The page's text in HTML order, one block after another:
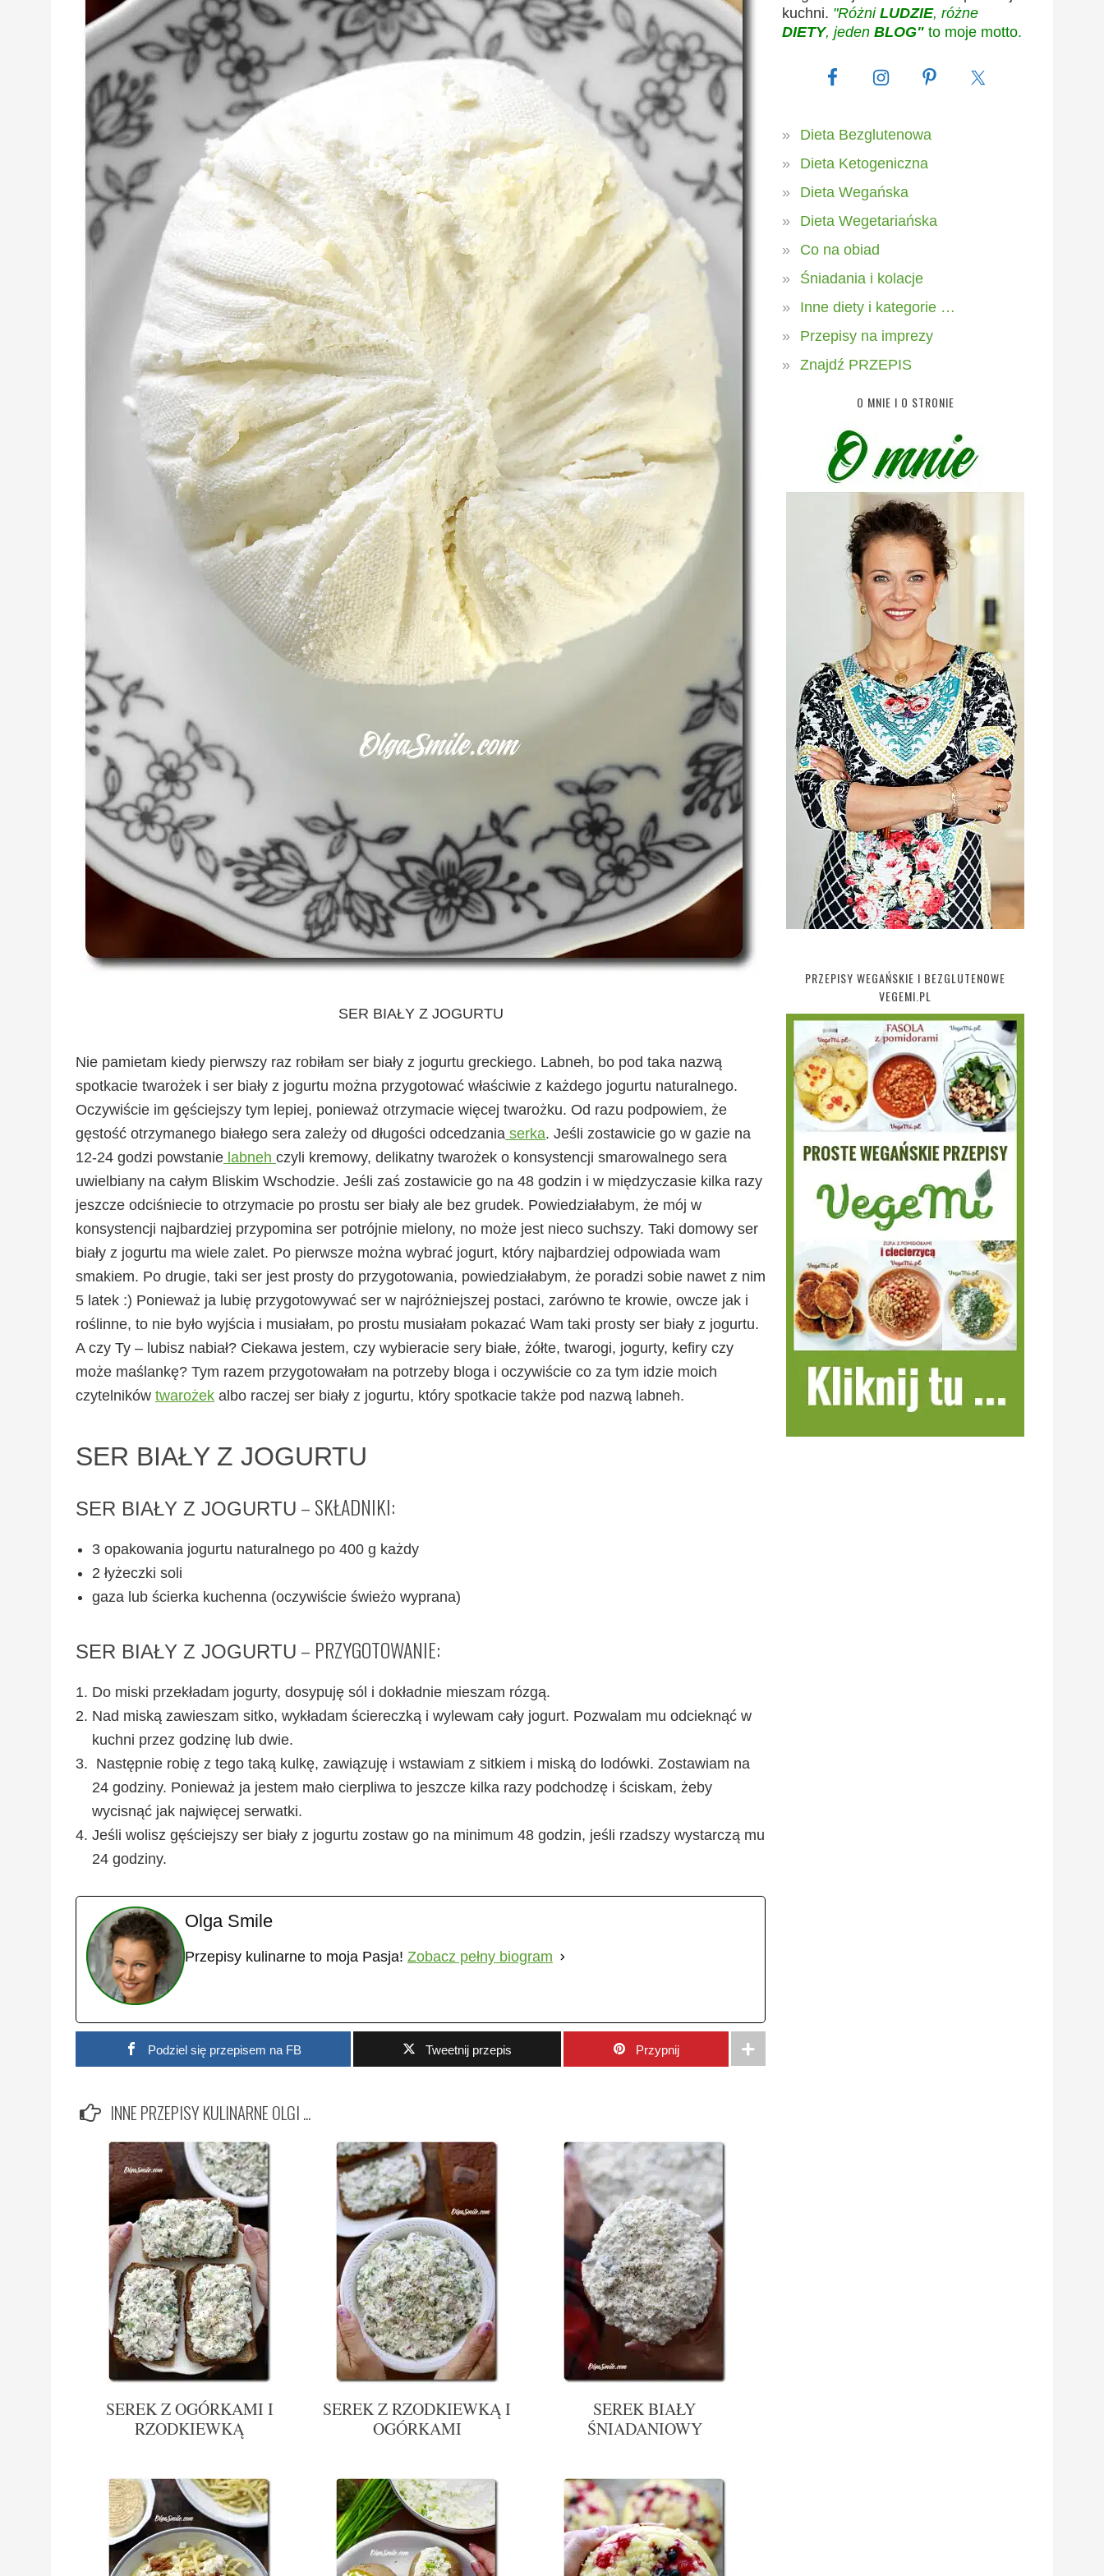
SER BIAŁY Z JOGURTU
Nie pamietam kiedy pierwszy raz robiłam ser biały z jogurtu greckiego. Labneh, bo pod taka nazwą
spotkacie twarożek i ser biały z jogurtu można przygotować właściwie z każdego jogurtu naturalnego.
Oczywiście im gęściejszy tym lepiej, ponieważ otrzymacie więcej twarożku. Od razu podpowiem, że
gęstość otrzymanego białego sera zależy od długości odcedzania serka. Jeśli zostawicie go w gazie na
12-24 godzi powstanie labneh czyli kremowy, delikatny twarożek o konsystencji smarowalnego sera
uwielbiany na całym Bliskim Wschodzie. Jeśli zaś zostawicie go na 48 godzin i w międzyczasie kilka razy
jeszcze odciśniecie to otrzymacie po prostu ser biały ale bez grudek. Powiedziałabym, że mój w
konsystencji najbardziej przypomina ser potrójnie mielony, no może jest nieco suchszy. Taki domowy ser
biały z jogurtu ma wiele zalet. Po pierwsze można wybrać jogurt, który najbardziej odpowiada wam
smakiem. Po drugie, taki ser jest prosty do przygotowania, powiedziałabym, że poradzi sobie nawet z nim
5 latek :) Ponieważ ja lubię przygotowywać ser w najróżniejszej postaci, zarówno te krowie, owcze jak i
roślinne, to nie było wyjścia i musiałam, po prostu musiałam pokazać Wam taki prosty ser biały z jogurtu.
A czy Ty – lubisz nabiał? Ciekawa jestem, czy wybieracie sery białe, żółte, twarogi, jogurty, kefiry czy
może maślankę? Tym razem przygotowałam na potrzeby bloga i oczywiście co za tym idzie moich
czytelników twarożek albo raczej ser biały z jogurtu, który spotkacie także pod nazwą labneh.
SER BIAŁY Z JOGURTU
SER BIAŁY Z JOGURTU – SKŁADNIKI:
3 opakowania jogurtu naturalnego po 400 g każdy
2 łyżeczki soli
gaza lub ścierka kuchenna (oczywiście świeżo wyprana)
SER BIAŁY Z JOGURTU – PRZYGOTOWANIE:
Do miski przekładam jogurty, dosypuję sól i dokładnie mieszam rózgą.
Nad miską zawieszam sitko, wykładam ściereczką i wylewam cały jogurt. Pozwalam mu odcieknąć w
kuchni przez godzinę lub dwie.
Następnie robię z tego taką kulkę, zawiązuję i wstawiam z sitkiem i miską do lodówki. Zostawiam na
24 godziny. Ponieważ ja jestem mało cierpliwa to jeszcze kilka razy podchodzę i ściskam, żeby
wycisnąć jak najwięcej serwatki.
Jeśli wolisz gęściejszy ser biały z jogurtu zostaw go na minimum 48 godzin, jeśli rzadszy wystarczą mu
24 godziny.
Olga Smile
Przepisy kulinarne to moja Pasja! Zobacz pełny biogram
Podziel się przepisem na FB Tweetnij przepis Przypnij
INNE PRZEPISY KULINARNE OLGI ...
SEREK Z OGÓRKAMI I
RZODKIEWKĄ
SEREK Z RZODKIEWKĄ I
OGÓRKAMI
SEREK BIAŁY
ŚNIADANIOWY
kuchni. "Różni LUDZIE, różne
DIETY, jeden BLOG" to moje motto.
Dieta Bezglutenowa
Dieta Ketogeniczna
Dieta Wegańska
Dieta Wegetariańska
Co na obiad
Śniadania i kolacje
Inne diety i kategorie …
Przepisy na imprezy
Znajdź PRZEPIS
O MNIE I O STRONIE
PRZEPISY WEGAŃSKIE I BEZGLUTENOWE
VEGEMI.PL